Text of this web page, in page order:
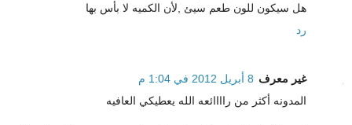
هل سيكون للون طعم سيئ ,لأن الكميه لا بأس بها
رد
غير معرف 8 أبريل 2012 في 1:04 م
المدونه أكثر من راااائعه الله يعطيكي العافيه